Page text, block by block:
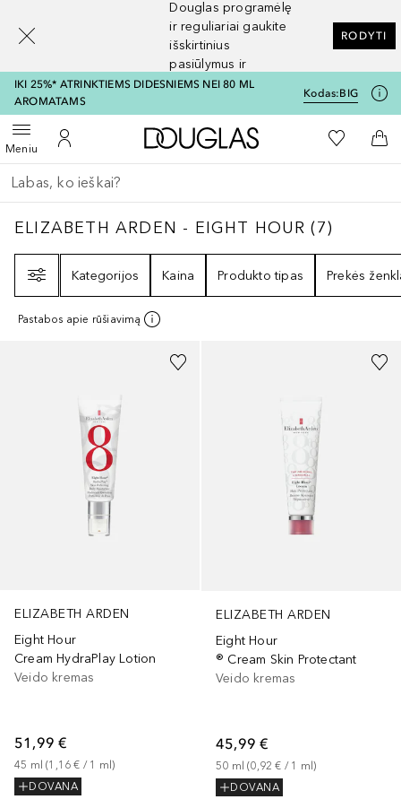
Douglas programėlę
ir reguliariai gaukite
išskirtinius
pasiūlymus ir
nuolaidas
RODYTI
IKI 25%* ATRINKTIEMS DIDESNIEMS NEI 80 ML
AROMATAMS
Kodas:BIG
MeniuAtidaryti meniuĮ mano paskyrą
Į Douglas pagrindinį
Į mano
Į
Grįžk atgal
Vykdykite paiešką
ELIZABETH ARDEN - EIGHT HOUR7
ELIZABETH ARDEN - EIGHT HOUR (7)
Kategorijos
Kaina Produkto tipas Prekės
Pastabos apie rūšiavimą
ELIZABETH ARDEN
Eight Hour
Cream HydraPlay Lotion
Veido kremas
51,99 €
45 ml (1,16 € / 1 ml)
DOVANA
ELIZABETH ARDEN
Eight Hour
® Cream Skin Protectant
Veido kremas
45,99 €
50 ml (0,92 € / 1 ml)
DOVANA
[navigation.slideout.screenreader]